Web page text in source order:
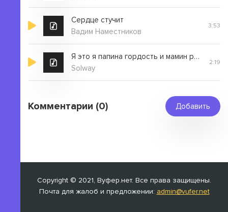
Сердце стучит
Вадим Наместников
3:53
Я это я папина гордость и мамин романтик
Solway
2:19
Комментарии (0) Добавить
Copyright © 2021, Вуфер.нет. Все права защищены.
Почта для жалоб и предложении: admin@vufer.net